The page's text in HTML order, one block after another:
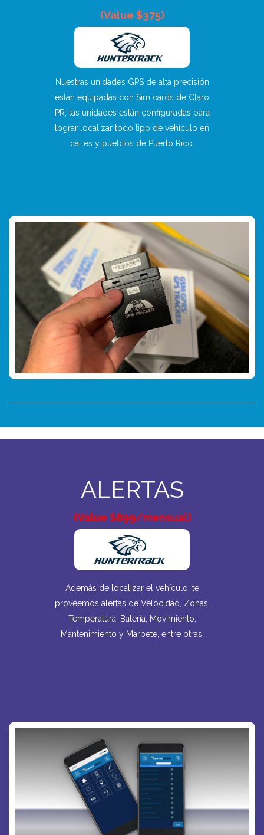
(Value $375)
Nuestras unidades GPS de alta precisión
están equipadas con Sim cards de Claro
PR, las unidades están configuradas para
lograr localizar todo tipo de vehículo en
calles y pueblos de Puerto Rico.
ALERTAS
(Value $899/mensual)
Además de localizar el vehículo, te
proveemos alertas de Velocidad, Zonas,
Temperatura, Batería, Movimiento,
Mantenimiento y Marbete, entre otras.